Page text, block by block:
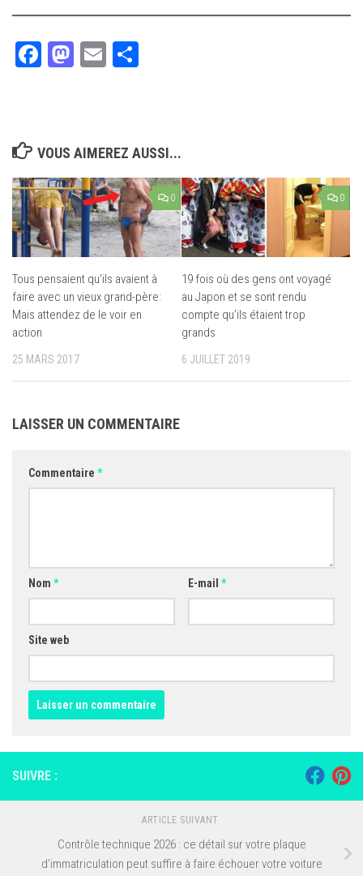
Facebook
Mastodon
Email
VOUS AIMEREZ AUSSI...
0
Tous pensaient qu’ils avaient à
faire avec un vieux grand-père:
Mais attendez de le voir en
action
25 MARS 2017
0
19 fois où des gens ont voyagé
au Japon et se sont rendu
compte qu’ils étaient trop
grands
6 JUILLET 2019
LAISSER UN COMMENTAIRE
Commentaire *
Nom * E-mail *
Site web
SUIVRE :
ARTICLE SUIVANT
Contrôle technique 2026 : ce détail sur votre plaque
d’immatriculation peut suffire à faire échouer votre voiture